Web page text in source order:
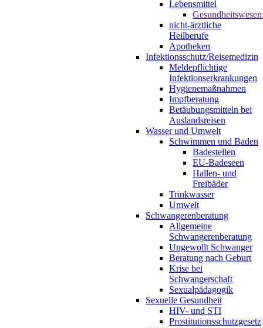
Lebensmittel
nicht-ärztliche
Heilberufe
Apotheken
Infektionsschutz/Reisemedizin
Meldepflichtige
Infektionserkrankungen
Hygienemaßnahmen
Impfberatung
Betäubungsmitteln bei
Auslandsreisen
Wasser und Umwelt
Schwimmen und Baden
Badestellen
EU-Badeseen
Hallen- und
Freibäder
Trinkwasser
Umwelt
Schwangerenberatung
Allgemeine
Schwangerenberatung
Ungewollt Schwanger
Beratung nach Geburt
Krise bei
Schwangerschaft
Sexualpädagogik
Sexuelle Gesundheit
HIV- und STI
Prostitutionsschutzgesetz